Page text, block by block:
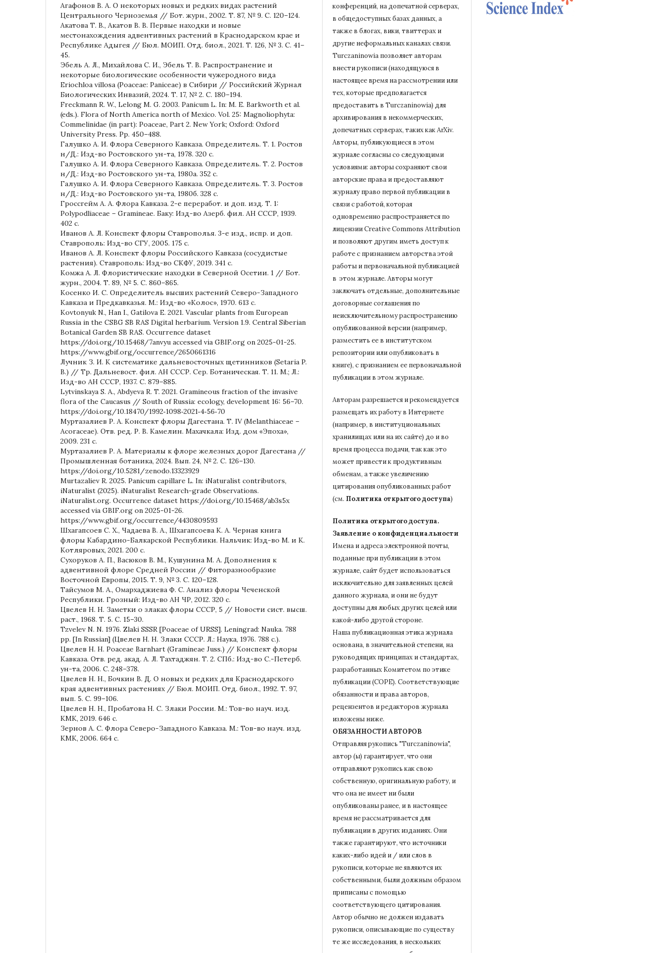
Агафонов В. А. О некоторых новых и редких видах растений
Центрального Черноземья // Бот. журн., 2002. Т. 87, № 9. С. 120–124.
Акатова Т. В., Акатов В. В. Первые находки и новые
местонахождения адвентивных растений в Краснодарском крае и
Республике Адыгея // Бюл. МОИП. Отд. биол., 2021. Т. 126, № 3. С. 41–
45.
Эбель А. Л., Михайлова С. И., Эбель Т. В. Распространение и
некоторые биологические особенности чужеродного вида
Eriochloa villosa (Poaceae: Paniceae) в Сибири // Российский Журнал
Биологических Инвазий, 2024. Т. 17, № 2. С. 180–194.
Freckmann R. W., Lelong M. G. 2003. Panicum L. In: M. E. Barkworth et al.
(eds.). Flora of North America north of Mexico. Vol. 25: Magnoliophyta:
Commelinidae (in part): Poaceae, Part 2. New York; Oxford: Oxford
University Press. Pp. 450–488.
Галушко А. И. Флора Северного Кавказа. Определитель. Т. 1. Ростов
н/Д.: Изд-во Ростовского ун-та, 1978. 320 с.
Галушко А. И. Флора Северного Кавказа. Определитель. Т. 2. Ростов
н/Д.: Изд-во Ростовского ун-та, 1980а. 352 с.
Галушко А. И. Флора Северного Кавказа. Определитель. Т. 3. Ростов
н/Д.: Изд-во Ростовского ун-та, 1980б. 328 с.
Гроссгейм А. А. Флора Кавказа. 2-е переработ. и доп. изд. Т. 1:
Polypodliaceae – Gramineae. Баку: Изд-во Азерб. фил. АН СССР, 1939.
402 с.
Иванов А. Л. Конспект флоры Ставрополья. 3-е изд., испр. и доп.
Ставрополь: Изд-во СГУ, 2005. 175 с.
Иванов А. Л. Конспект флоры Российского Кавказа (сосудистые
растения). Ставрополь: Изд-во СКФУ, 2019. 341 с.
Комжа А. Л. Флористические находки в Северной Осетии. 1 // Бот.
журн., 2004. Т. 89, № 5. С. 860–865.
Косенко И. С. Определитель высших растений Северо-Западного
Кавказа и Предкавказья. М.: Изд-во «Колос», 1970. 613 с.
Kovtonyuk N., Han I., Gatilova E. 2021. Vascular plants from European
Russia in the CSBG SB RAS Digital herbarium. Version 1.9. Central Siberian
Botanical Garden SB RAS. Occurrence dataset
https://doi.org/10.15468/7anvyu accessed via GBIF.org on 2025-01-25.
https://www.gbif.org/occurrence/2650661316
Лучник З. И. К систематике дальневосточных щетинников (Setaria P.
B.) // Тр. Дальневост. фил. АН СССР. Сер. Ботаническая. Т. 11. М.; Л.:
Изд-во АН СССР, 1937. С. 879–885.
Lytvinskaya S. A., Abdyeva R. T. 2021. Gramineous fraction of the invasive
flora of the Caucasus // South of Russia: ecology, development 16: 56–70.
https://doi.org/10.18470/1992‐1098‐2021‐4‐56‐70
Муртазалиев Р. А. Конспект флоры Дагестана. Т. IV (Melanthiaceae –
Acoraceae). Отв. ред. Р. В. Камелин. Махачкала: Изд. дом «Эпоха»,
2009. 231 с.
Муртазалиев Р. А. Материалы к флоре железных дорог Дагестана //
Промышленная ботаника, 2024. Вып. 24, № 2. С. 126–130.
https://doi.org/10.5281/zenodo.13323929
Murtazaliev R. 2025. Panicum capillare L. In: iNaturalist contributors,
iNaturalist (2025). iNaturalist Research-grade Observations.
iNaturalist.org. Occurrence dataset https://doi.org/10.15468/ab3s5x
accessed via GBIF.org on 2025-01-26.
https://www.gbif.org/occurrence/4430809593
Шхагапсоев С. Х., Чадаева В. А., Шхагапсоева К. А. Черная книга
флоры Кабардино-Балкарской Республики. Нальчик: Изд-во М. и К.
Котляровых, 2021. 200 с.
Сухоруков А. П., Васюков В. М., Кушунина М. А. Дополнения к
адвентивной флоре Средней России // Фиторазнообразие
Восточной Европы, 2015. Т. 9, № 3. С. 120–128.
Тайсумов М. А., Омархаджиева Ф. С. Анализ флоры Чеченской
Республики. Грозный: Изд-во АН ЧР, 2012. 320 с.
Цвелев Н. Н. Заметки о злаках флоры СССР, 5 // Новости сист. высш.
раст., 1968. Т. 5. С. 15–30.
Tzvelev N. N. 1976. Zlaki SSSR [Poaceae of URSS]. Leningrad: Nauka. 788
pp. [In Russian] (Цвелев Н. Н. Злаки СССР. Л.: Наука, 1976. 788 с.).
Цвелев Н. Н. Poaceae Barnhart (Gramineae Juss.) // Конспект флоры
Кавказа. Отв. ред. акад. А. Л. Тахтаджян. Т. 2. СПб.: Изд-во С.-Петерб.
ун-та, 2006. С. 248–378.
Цвелев Н. Н., Бочкин В. Д. О новых и редких для Краснодарского
края адвентивных растениях // Бюл. МОИП. Отд. биол., 1992. Т. 97,
вып. 5. С. 99–106.
Цвелев Н. Н., Пробатова Н. С. Злаки России. М.: Тов-во науч. изд.
КМК, 2019. 646 с.
Зернов А. С. Флора Северо-Западного Кавказа. М.: Тов-во науч. изд.
КМК, 2006. 664 с.
конференций, на допечатной серверах,
в общедоступных базах данных, а
также в блогах, вики, твиттерах и
другие неформальных каналах связи.
Turczaninowiа позволяет авторам
внести рукописи (находящуюся в
настоящее время на рассмотрении или
тех, которые предполагается
предоставить в Turczaninowia) для
архивирования в некоммерческих,
допечатных серверах, таких как ArXiv.
Авторы, публикующиеся в этом
журнале согласны со следующими
условиями: авторы сохраняют свои
авторские права и предоставляют
журналу право первой публикации в
связи с работой, которая
одновременно распространяется по
лицензии Creative Commons Attribution
и позволяют другим иметь доступ к
работе с признанием авторства этой
работы и первоначальной публикацией
в этом журнале. Авторы могут
заключать отдельные, дополнительные
договорные соглашения по
неисключительному распространению
опубликованной версии (например,
разместить ее в институтском
репозитории или опубликовать в
книге), с признанием ее первоначальной
публикации в этом журнале.
Авторам разрешается и рекомендуется
размещать их работу в Интернете
(например, в институциональных
хранилищах или на их сайте) до и во
время процесса подачи, так как это
может привести к продуктивным
обменам, а также увеличению
цитирования опубликованных работ
(см. Политика открытого доступа)
Политика открытого доступа.
Заявление о конфиденциальности
Имена и адреса электронной почты,
поданные при публикации в этом
журнале, сайт будет использоваться
исключительно для заявленных целей
данного журнала, и они не будут
доступны для любых других целей или
какой-либо другой стороне.
Наша публикационная этика журнала
основана, в значительной степени, на
руководящих принципах и стандартах,
разработанных Комитетом по этике
публикации (COPE). Соответствующие
обязанности и права авторов,
рецензентов и редакторов журнала
изложены ниже.
ОБЯЗАННОСТИ АВТОРОВ
Отправляя рукопись "Turczaninowia",
автор (ы) гарантирует, что они
отправляют рукопись как свою
собственную, оригинальную работу, и
что она не имеет ни были
опубликованы ранее, и в настоящее
время не рассматривается для
публикации в других изданиях. Они
также гарантируют, что источники
каких-либо идей и / или слов в
рукописи, которые не являются их
собственными, были должным образом
приписаны с помощью
соответствующего цитирования.
Автор обычно не должен издавать
рукописи, описывающие по существу
те же исследования, в нескольких